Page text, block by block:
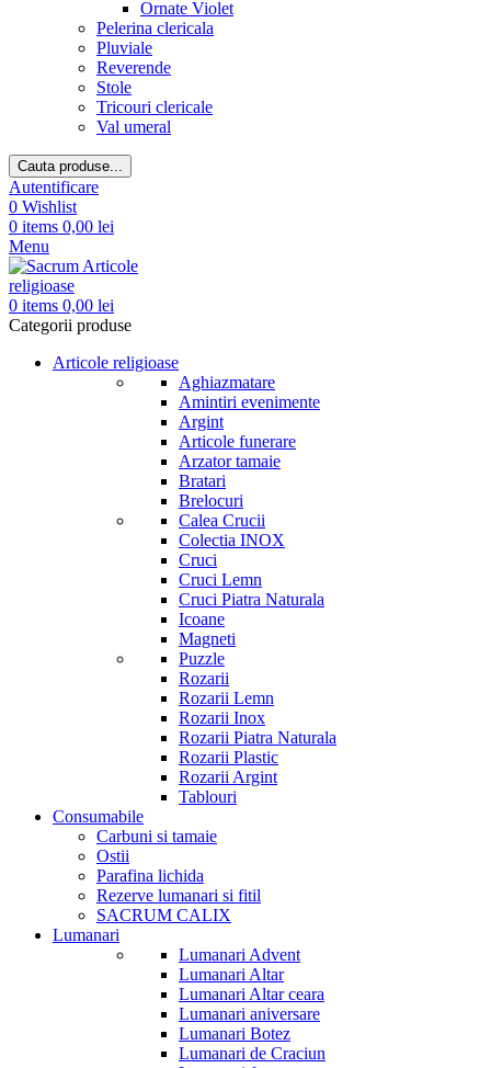
Ornate Violet
Pelerina clericala
Pluviale
Reverende
Stole
Tricouri clericale
Val umeral
Cauta produse...
Autentificare
0 Wishlist
0 items 0,00 lei
Menu
0 items 0,00 lei
Categorii produse
Articole religioase
Aghiazmatare
Amintiri evenimente
Argint
Articole funerare
Arzator tamaie
Bratari
Brelocuri
Calea Crucii
Colectia INOX
Cruci
Cruci Lemn
Cruci Piatra Naturala
Icoane
Magneti
Puzzle
Rozarii
Rozarii Lemn
Rozarii Inox
Rozarii Piatra Naturala
Rozarii Plastic
Rozarii Argint
Tablouri
Consumabile
Carbuni si tamaie
Ostii
Parafina lichida
Rezerve lumanari si fitil
SACRUM CALIX
Lumanari
Lumanari Advent
Lumanari Altar
Lumanari Altar ceara
Lumanari aniversare
Lumanari Botez
Lumanari de Craciun